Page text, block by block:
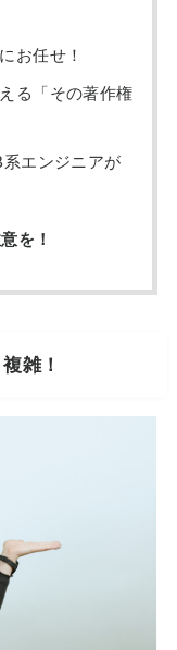
お任せ！
る「その著作権
エンジニアが
を！
雑！